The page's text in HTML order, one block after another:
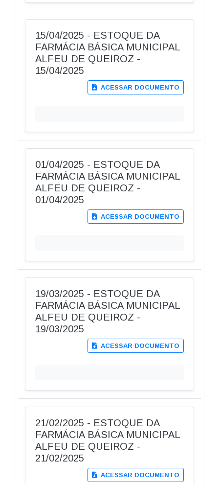
15/04/2025 - ESTOQUE DA
FARMÁCIA BÁSICA MUNICIPAL
ALFEU DE QUEIROZ -
15/04/2025
ACESSAR DOCUMENTO
01/04/2025 - ESTOQUE DA
FARMÁCIA BÁSICA MUNICIPAL
ALFEU DE QUEIROZ -
01/04/2025
ACESSAR DOCUMENTO
19/03/2025 - ESTOQUE DA
FARMÁCIA BÁSICA MUNICIPAL
ALFEU DE QUEIROZ -
19/03/2025
ACESSAR DOCUMENTO
21/02/2025 - ESTOQUE DA
FARMÁCIA BÁSICA MUNICIPAL
ALFEU DE QUEIROZ -
21/02/2025
ACESSAR DOCUMENTO